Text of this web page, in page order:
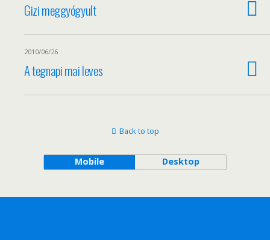
Gizi meggyógyult
2010/06/26
A tegnapi mai leves
Back to top
Mobile Desktop